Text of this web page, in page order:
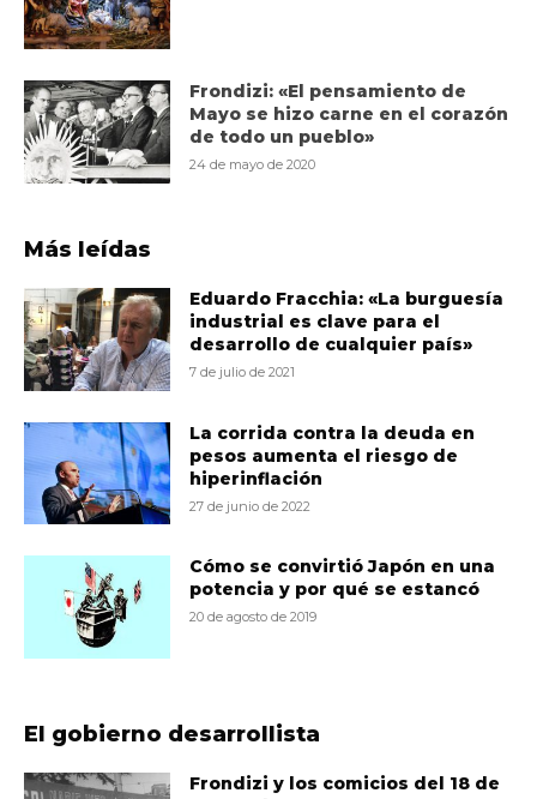
Frondizi: «El pensamiento de
Mayo se hizo carne en el corazón
de todo un pueblo»
24 de mayo de 2020
Más leídas
Eduardo Fracchia: «La burguesía
industrial es clave para el
desarrollo de cualquier país»
7 de julio de 2021
La corrida contra la deuda en
pesos aumenta el riesgo de
hiperinflación
27 de junio de 2022
Cómo se convirtió Japón en una
potencia y por qué se estancó
20 de agosto de 2019
El gobierno desarrollista
Frondizi y los comicios del 18 de